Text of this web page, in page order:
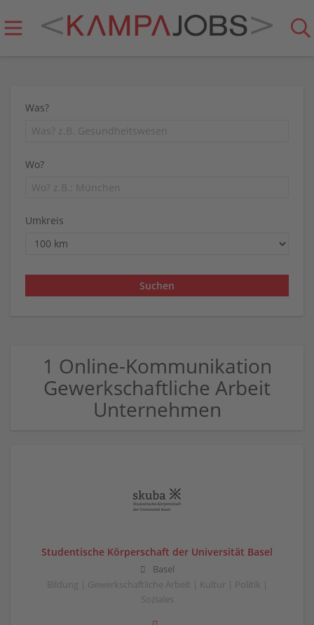
Was?
Wo?
Umkreis
1 Online-Kommunikation
Gewerkschaftliche Arbeit
Unternehmen
Studentische Körperschaft der Universität Basel
Basel
Bildung | Gewerkschaftliche Arbeit | Kultur | Politik |
Soziales